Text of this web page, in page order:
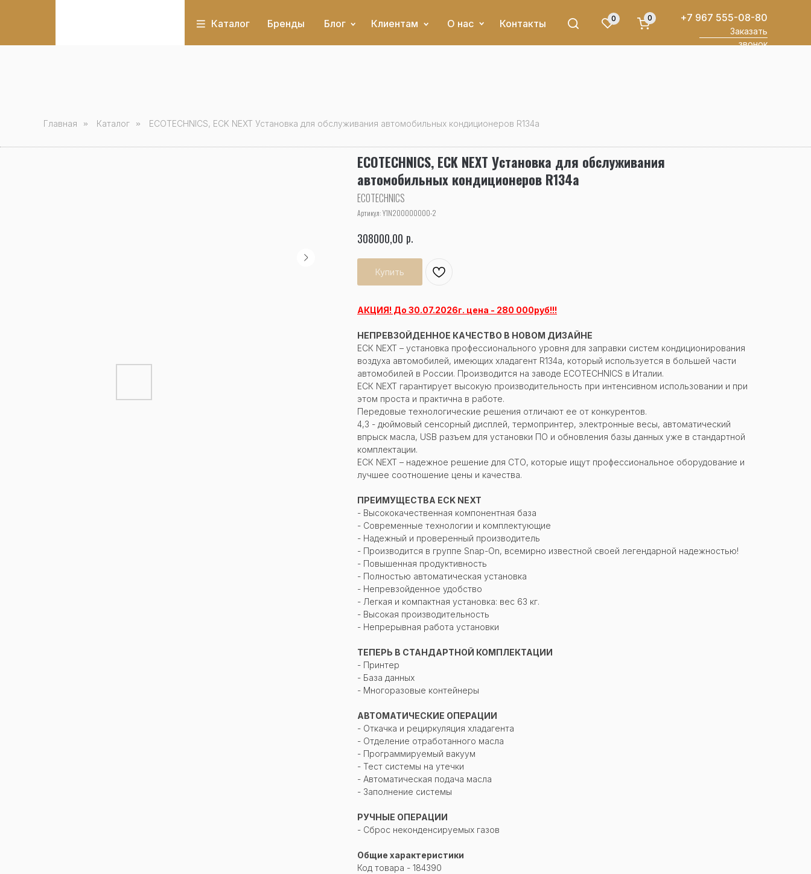
Контакты
Каталог 0 0 +7 967 555-08-80
Заказать
звонок
Клиентам О нас
Бренды Блог
Главная » Каталог » ECOTECHNICS, ECK NEXT Установка для обслуживания автомобильных кондиционеров R134a
ECOTECHNICS, ECK NEXT Установка для обслуживания
автомобильных кондиционеров R134a
ECOTECHNICS
Артикул:Y1N200000000-2
308000,00 р.
Купить
АКЦИЯ! До 30.07.2026г. цена - 280 000руб!!!
НЕПРЕВЗОЙДЕННОЕ КАЧЕСТВО В НОВОМ ДИЗАЙНЕ
ЕСК NEXT – установка профессионального уровня для заправки систем кондиционирования
воздуха автомобилей, имеющих хладагент R134а, который используется в большей части
автомобилей в России. Производится на заводе ECOTECHNICS в Италии.
ЕСК NEXT гарантирует высокую производительность при интенсивном использовании и при
этом проста и практична в работе.
Передовые технологические решения отличают ее от конкурентов.
4,3 - дюймовый сенсорный дисплей, термопринтер, электронные весы, автоматический
впрыск масла, USB разъем для установки ПО и обновления базы данных уже в стандартной
комплектации.
ЕСК NEXT – надежное решение для СТО, которые ищут профессиональное оборудование и
лучшее соотношение цены и качества.
ПРЕИМУЩЕСТВА ECK NEXT
- Высококачественная компонентная база
- Современные технологии и комплектующие
- Надежный и проверенный производитель
- Производится в группе Snap-On, всемирно известной своей легендарной надежностью!
- Повышенная продуктивность
- Полностью автоматическая установка
- Непревзойденное удобство
- Легкая и компактная установка: вес 63 кг.
- Высокая производительность
- Непрерывная работа установки
ТЕПЕРЬ В СТАНДАРТНОЙ КОМПЛЕКТАЦИИ
- Принтер
- База данных
- Многоразовые контейнеры
АВТОМАТИЧЕСКИЕ ОПЕРАЦИИ
- Откачка и рециркуляция хладагента
- Отделение отработанного масла
- Программируемый вакуум
- Тест системы на утечки
- Автоматическая подача масла
- Заполнение системы
РУЧНЫЕ ОПЕРАЦИИ
- Сброс неконденсируемых газов
Общие характеристики
Код товара - 184390